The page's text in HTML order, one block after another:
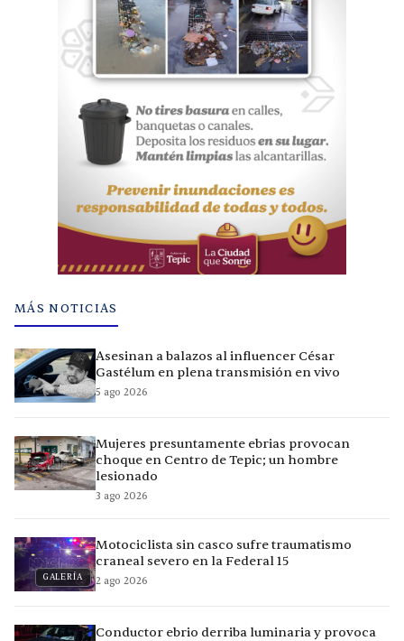
MÁS NOTICIAS
Asesinan a balazos al influencer César
Gastélum en plena transmisión en vivo
5 ago 2026
Mujeres presuntamente ebrias provocan
choque en Centro de Tepic; un hombre
lesionado
3 ago 2026
GALERÍA
Motociclista sin casco sufre traumatismo
craneal severo en la Federal 15
2 ago 2026
Conductor ebrio derriba luminaria y provoca